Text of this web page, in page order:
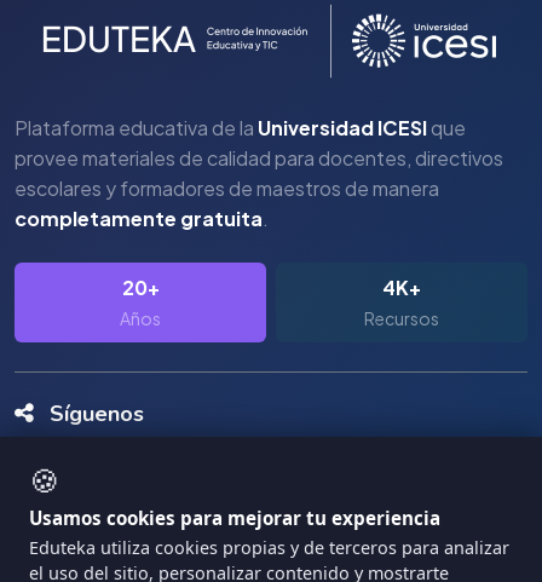
🍪
Usamos cookies para mejorar tu experiencia
Eduteka utiliza cookies propias y de terceros para analizar
el uso del sitio, personalizar contenido y mostrarte
Plataforma educativa de la Universidad ICESIque
provee materiales de calidad para docentes, directivos
escolares y formadores de maestros de manera
completamente gratuita.
20+
Años
4K+
Recursos
Síguenos